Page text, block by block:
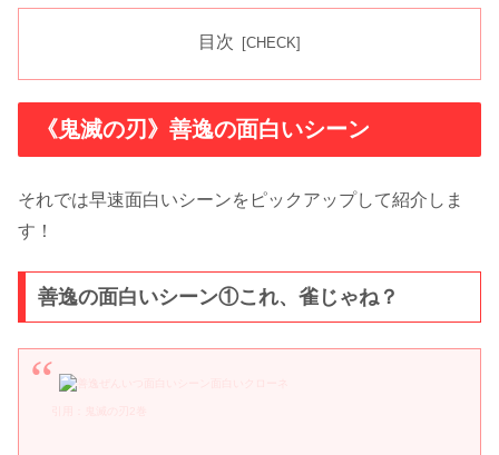
目次
《鬼滅の刃》善逸の面白いシーン
それでは早速面白いシーンをピックアップして紹介しま
す！
善逸の面白いシーン①これ、雀じゃね？